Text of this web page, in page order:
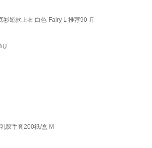
衫短款上衣 白色-Fairy L 推荐90-斤
U
胶手套200祇/盒 M